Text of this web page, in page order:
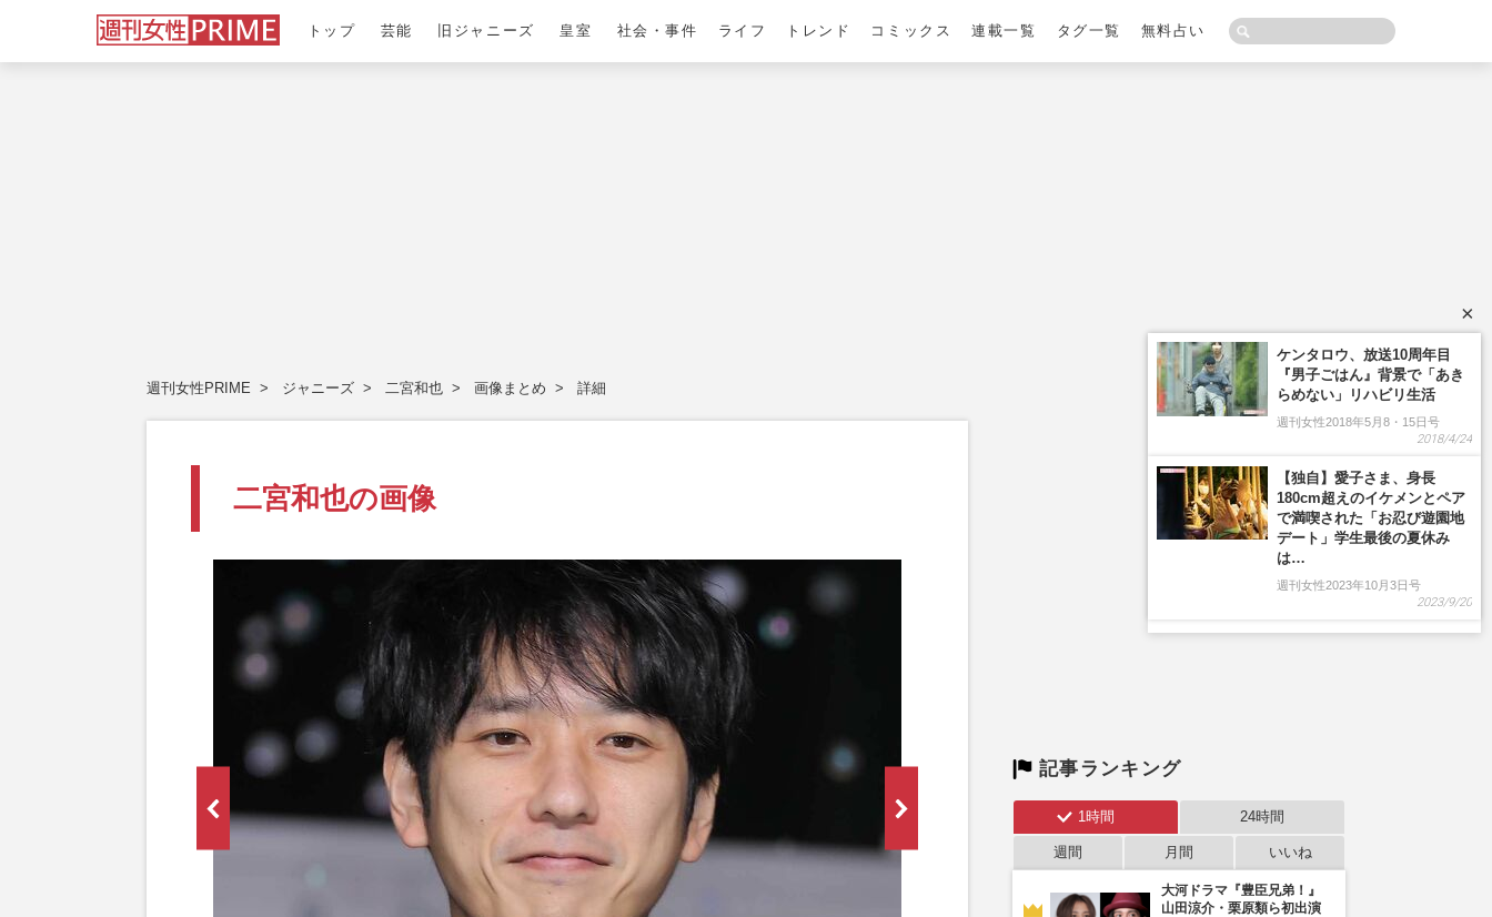
トップ 芸能 旧ジャニーズ 皇室 社会・事件 ライフ トレンド コミックス 連載一覧 タグ一覧 無料占い
週刊女性PRIME ジャニーズ 二宮和也 画像まとめ 詳細
二宮和也の画像
記事ランキング
1時間 24時間
週間 月間 いいね
大河ドラマ『豊臣兄弟！』
山田涼介・栗原類ら初出演
×
ケンタロウ、放送10周年目
『男子ごはん』背景で「あき
らめない」リハビリ生活
週刊女性2018年5月8・15日号
2018/4/24
【独自】愛子さま、身長
180cm超えのイケメンとペア
で満喫された「お忍び遊園地
デート」学生最後の夏休み
は…
週刊女性2023年10月3日号
2023/9/20